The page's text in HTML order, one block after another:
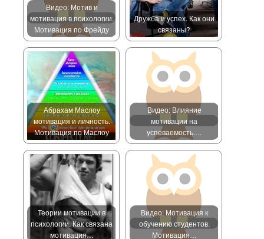
Видео: Мотив и
мотивация в психологии.
Мотивация по Фрейду
Дружба и успех. Как они
связаны?
Абрахам Маслоу
мотивация и личность.
Мотивация по Маслоу
Видео: Влияние
мотивации на
успеваемость.…
Теории мотивации в
психологии. Как связана
мотивация…
Видео: Мотивация к
обучению студентов.
Мотивация…